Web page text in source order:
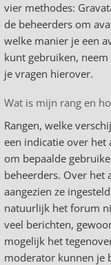
vier methodes:
de beheerders om
welke manier je een
kunt gebruiken,
je vragen hierover.
Wat is mijn rang en
Rangen, welke
een indicatie over het
om bepaalde
beheerders. Over het
aangezien ze
natuurlijk het forum
veel berichten,
mogelijk het
moderator kunnen je